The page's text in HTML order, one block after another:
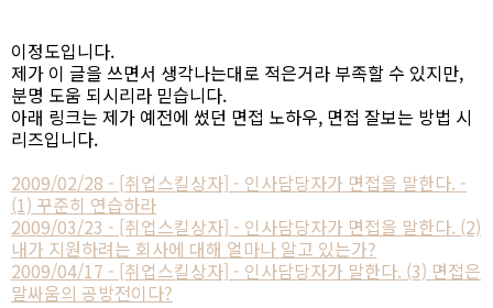
이정도입니다.
제가 이 글을 쓰면서 생각나는대로 적은거라 부족할 수 있지만,
분명 도움 되시리라 믿습니다.
아래 링크는 제가 예전에 썼던 면접 노하우, 면접 잘보는 방법 시
리즈입니다.
2009/02/28 - [취업스킬상자] - 인사담당자가 면접을 말한다. -
(1) 꾸준히 연습하라
2009/03/23 - [취업스킬상자] - 인사담당자가 면접을 말한다. (2)
내가 지원하려는 회사에 대해 얼마나 알고 있는가?
2009/04/17 - [취업스킬상자] - 인사담당자가 말한다. (3) 면접은
말싸움의 공방전이다?